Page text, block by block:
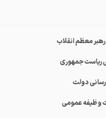
رهبر معظم انقلاب
ریاست جمهوری
رسانی دولت
وظیفه عمومی